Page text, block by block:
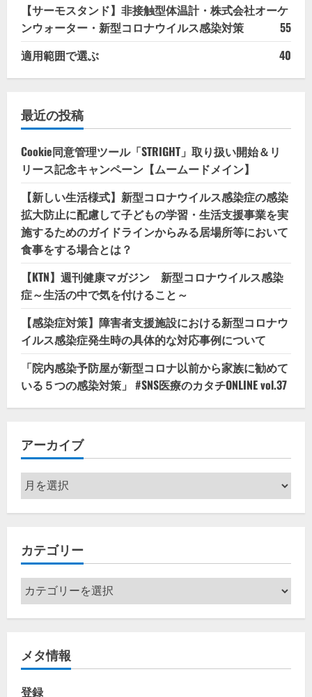
【サーモスタンド】非接触型体温計・株式会社オーケ
ンウォーター・新型コロナウイルス感染対策
55
適用範囲で選ぶ
40
最近の投稿
Cookie同意管理ツール「STRIGHT」取り扱い開始＆リ
リース記念キャンペーン【ムームードメイン】
【新しい生活様式】新型コロナウイルス感染症の感染
拡大防止に配慮して子どもの学習・生活支援事業を実
施するためのガイドラインからみる居場所等において
食事をする場合とは？
【KTN】週刊健康マガジン 新型コロナウイルス感染
症～生活の中で気を付けること～
【感染症対策】障害者支援施設における新型コロナウ
イルス感染症発生時の具体的な対応事例について
「院内感染予防屋が新型コロナ以前から家族に勧めて
いる５つの感染対策」 #SNS医療のカタチONLINE vol.37
アーカイブ
ア
ー
カ
ブ
カテゴリー
カ
テ
ゴ
ー
メタ情報
登録